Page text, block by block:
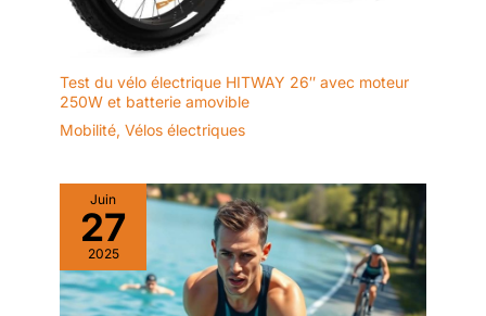
Test du vélo électrique HITWAY 26″ avec moteur
250W et batterie amovible
Mobilité, Vélos électriques
Juin
27
2025